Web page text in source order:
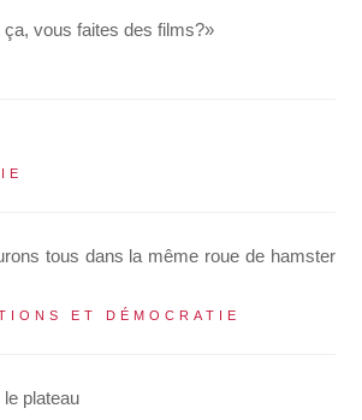
vous faites des films?»
tous dans la même roue de hamster
ET DÉMOCRATIE
plateau